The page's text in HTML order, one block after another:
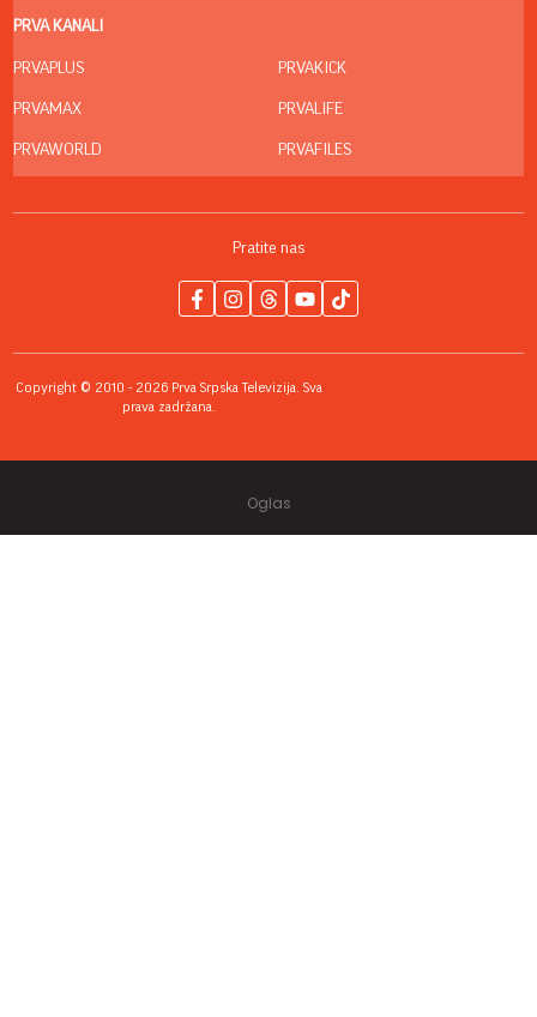
PRVA KANALI
PRVAPLUS
PRVAMAX
PRVAWORLD
PRVAKICK
PRVALIFE
PRVAFILES
Pratite nas
Copyright © 2010 - 2026 Prva Srpska Televizija. Sva
prava zadržana.